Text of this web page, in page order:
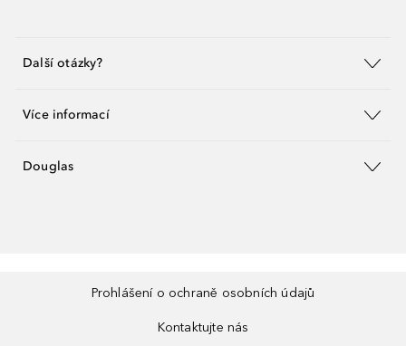
Další otázky?
Více informací
Douglas
Prohlášení o ochraně osobních údajů
Kontaktujte nás